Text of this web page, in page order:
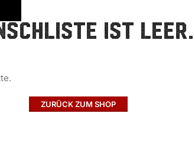
ist leer.
ZURÜCK ZUM SHOP